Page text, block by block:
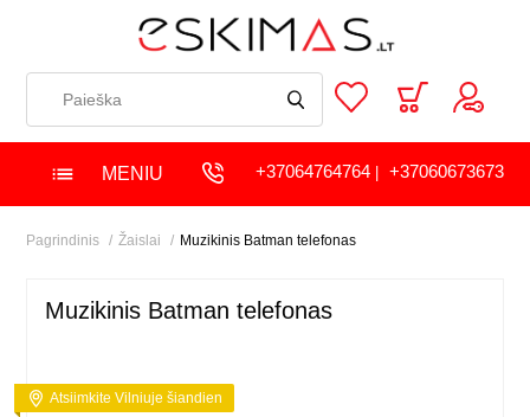
MENIU +37064764764| +37060673673
Pagrindinis Žaislai Muzikinis Batman telefonas
Muzikinis Batman telefonas
Atsiimkite Vilniuje šiandien